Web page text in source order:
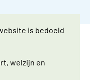
is bedoeld
welzijn en